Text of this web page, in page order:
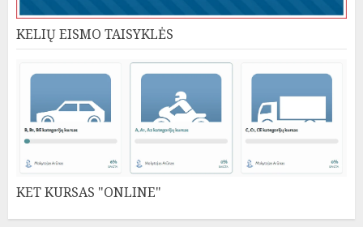
KELIŲ EISMO TAISYKLĖS
KET KURSAS "ONLINE"